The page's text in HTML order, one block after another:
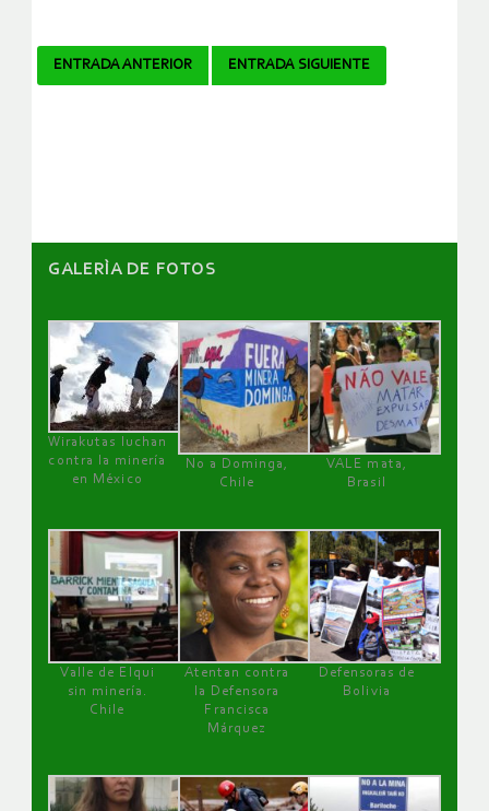
Navegador
ENTRADA ANTERIOR ENTRADA SIGUIENTE
GALERÌA DE FOTOS
Wirakutas luchan
contra la minería
en México
No a Dominga,
Chile
VALE mata,
Brasil
Valle de Elqui
sin minería.
Chile
Atentan contra
la Defensora
Francisca
Márquez
Defensoras de
Bolivia